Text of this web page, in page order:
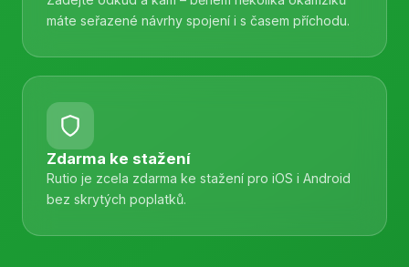
máte seřazené návrhy spojení i s časem příchodu.
Zdarma ke stažení
Rutio je zcela zdarma ke stažení pro iOS i Android
bez skrytých poplatků.